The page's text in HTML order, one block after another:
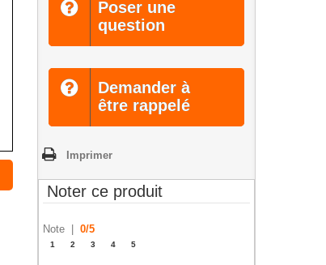
Poser une
question
Demander à
être rappelé
Imprimer
Noter ce produit
Note | 0/5
1 2 3 4 5